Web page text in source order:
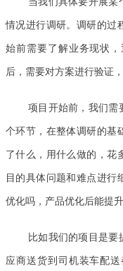
情况进行调研。调研的过
始前需要了解业务现状
后，需要对方案进行验证
项目开始前，我们需
个环节，在整体调研的基
了什么，用什么做的，花
目的具体问题和难点进行
优化吗，产品优化后能提升
比如我们的项目是
应商送货到司机装车配